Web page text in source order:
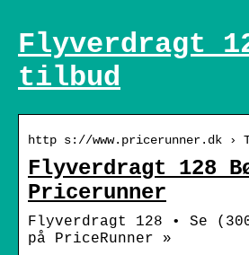
Flyverdragt
tilbud
http s://www.pricerunner.dk ›
Flyverdragt 128
Pricerunner
Flyverdragt 128 • Se
på PriceRunner »